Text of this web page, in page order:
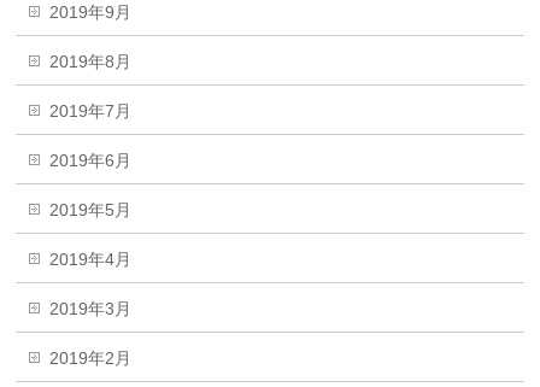
2019年9月
2019年8月
2019年7月
2019年6月
2019年5月
2019年4月
2019年3月
2019年2月